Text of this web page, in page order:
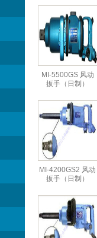
MI-5500GS 风动
扳手（日制）
MI-4200GS2 风动
扳手（日制）